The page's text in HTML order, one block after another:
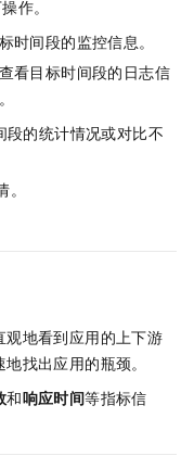
作。
时间段的监控信息。
查看目标时间段的日志信
。
段的统计情况或对比不
地看到应用的上下游
找出应用的瓶颈。
和响应时间等指标信